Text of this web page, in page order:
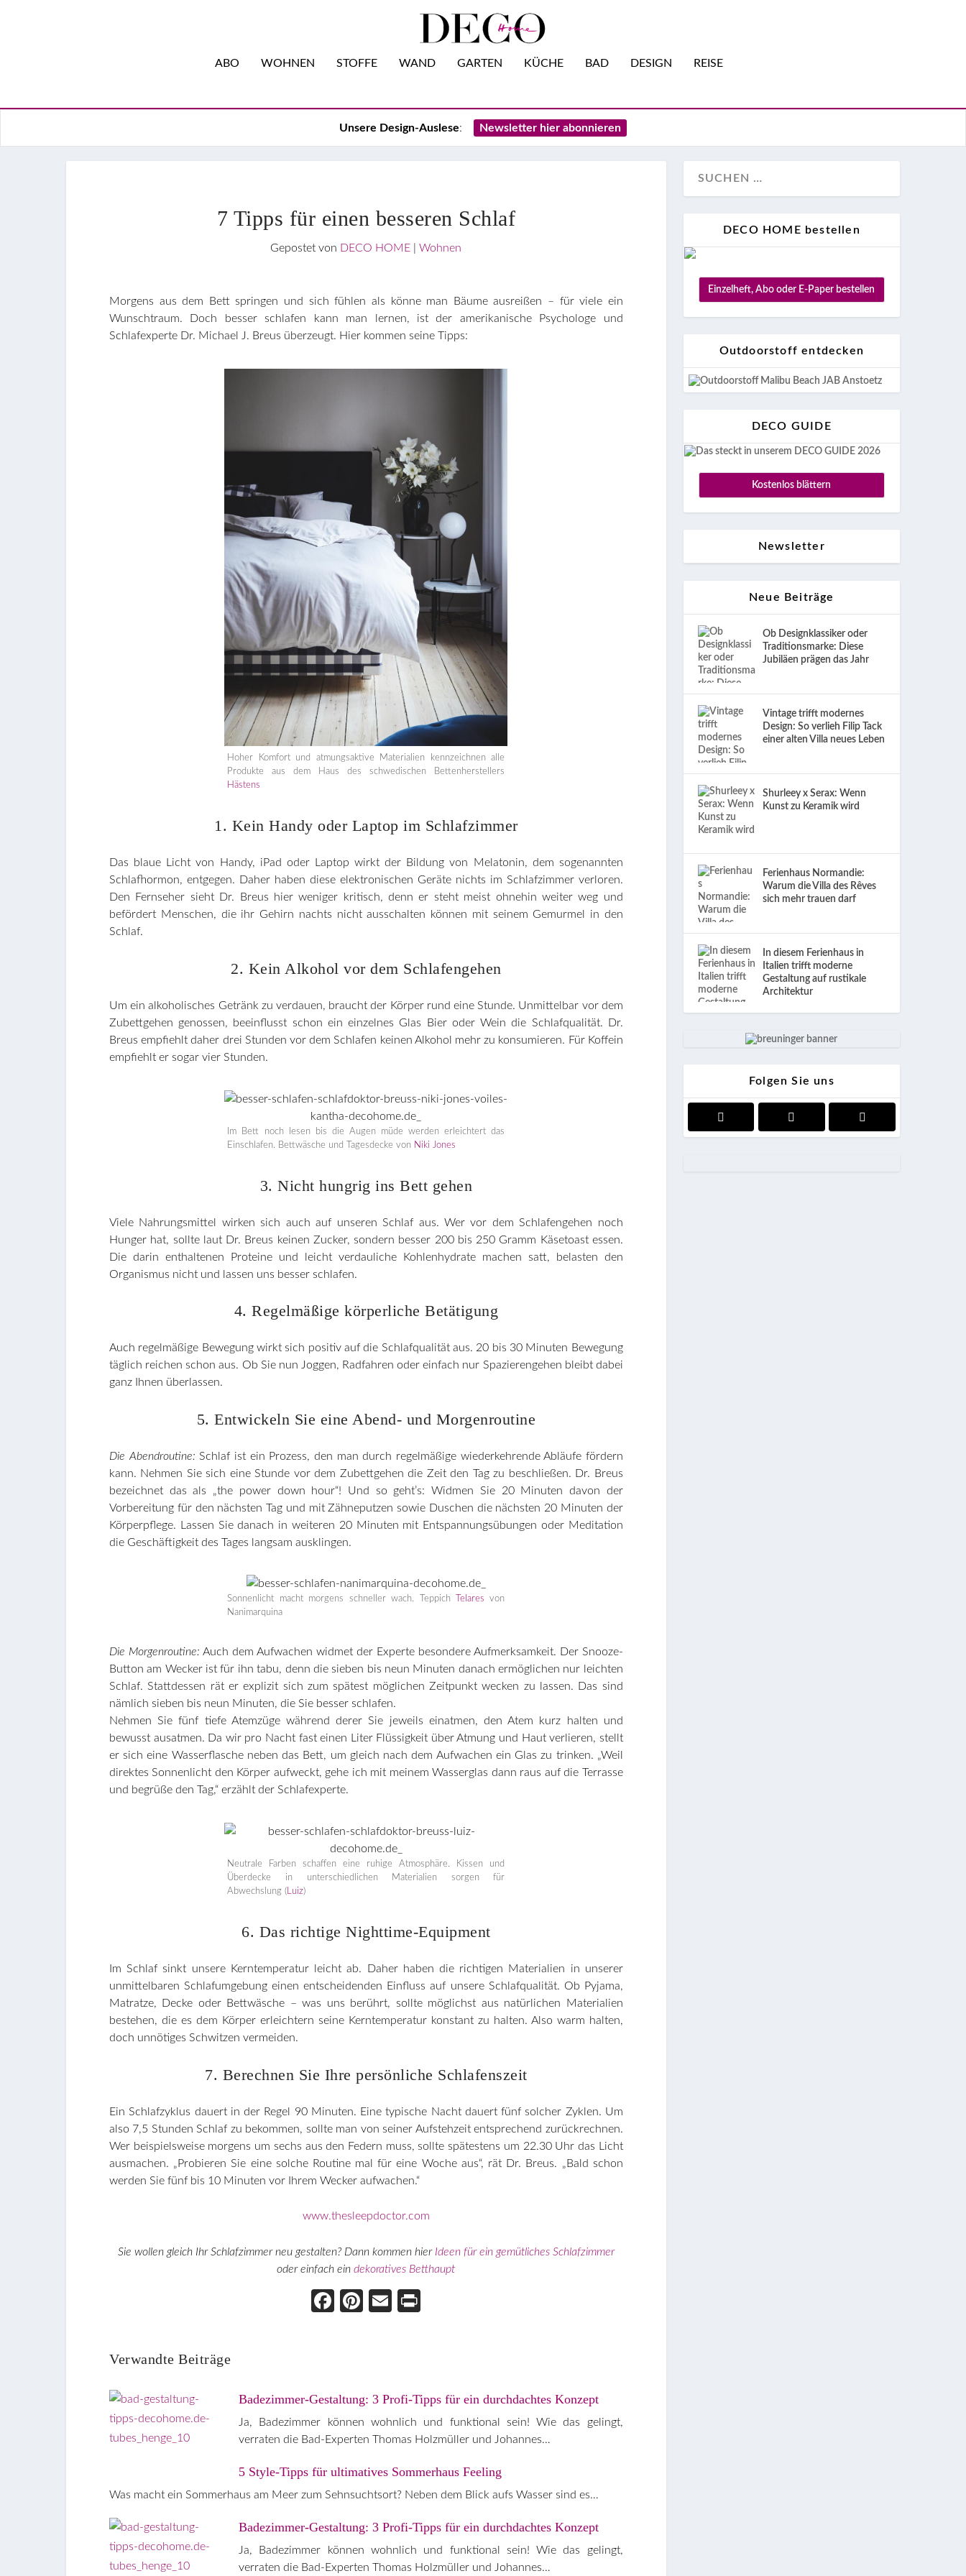
ABO WOHNEN STOFFE WAND GARTEN KÜCHE BAD DESIGN REISE
Unsere Design-Auslese: Newsletter hier abonnieren
7 Tipps für einen besseren Schlaf
Gepostet von DECO HOME |Wohnen
Morgens aus dem Bett springen und sich fühlen als könne man Bäume ausreißen – für viele ein
Wunschtraum. Doch besser schlafen kann man lernen, ist der amerikanische Psychologe und
Schlafexperte Dr. Michael J. Breus überzeugt. Hier kommen seine Tipps:
Hoher Komfort und atmungsaktive Materialien kennzeichnen alle
Produkte aus dem Haus des schwedischen Bettenherstellers
Hästens
1. Kein Handy oder Laptop im Schlafzimmer
Das blaue Licht von Handy, iPad oder Laptop wirkt der Bildung von Melatonin, dem sogenannten
Schlafhormon, entgegen. Daher haben diese elektronischen Geräte nichts im Schlafzimmer verloren.
Den Fernseher sieht Dr. Breus hier weniger kritisch, denn er steht meist ohnehin weiter weg und
befördert Menschen, die ihr Gehirn nachts nicht ausschalten können mit seinem Gemurmel in den
Schlaf.
2. Kein Alkohol vor dem Schlafengehen
Um ein alkoholisches Getränk zu verdauen, braucht der Körper rund eine Stunde. Unmittelbar vor dem
Zubettgehen genossen, beeinflusst schon ein einzelnes Glas Bier oder Wein die Schlafqualität. Dr.
Breus empfiehlt daher drei Stunden vor dem Schlafen keinen Alkohol mehr zu konsumieren. Für Koffein
empfiehlt er sogar vier Stunden.
Im Bett noch lesen bis die Augen müde werden erleichtert das
Einschlafen. Bettwäsche und Tagesdecke von Niki Jones
3. Nicht hungrig ins Bett gehen
Viele Nahrungsmittel wirken sich auch auf unseren Schlaf aus. Wer vor dem Schlafengehen noch
Hunger hat, sollte laut Dr. Breus keinen Zucker, sondern besser 200 bis 250 Gramm Käsetoast essen.
Die darin enthaltenen Proteine und leicht verdauliche Kohlenhydrate machen satt, belasten den
Organismus nicht und lassen uns besser schlafen.
4. Regelmäßige körperliche Betätigung
Auch regelmäßige Bewegung wirkt sich positiv auf die Schlafqualität aus. 20 bis 30 Minuten Bewegung
täglich reichen schon aus. Ob Sie nun Joggen, Radfahren oder einfach nur Spazierengehen bleibt dabei
ganz Ihnen überlassen.
5. Entwickeln Sie eine Abend- und Morgenroutine
Die Abendroutine: Schlaf ist ein Prozess, den man durch regelmäßige wiederkehrende Abläufe fördern
kann. Nehmen Sie sich eine Stunde vor dem Zubettgehen die Zeit den Tag zu beschließen. Dr. Breus
bezeichnet das als „the power down hour“! Und so geht’s: Widmen Sie 20 Minuten davon der
Vorbereitung für den nächsten Tag und mit Zähneputzen sowie Duschen die nächsten 20 Minuten der
Körperpflege. Lassen Sie danach in weiteren 20 Minuten mit Entspannungsübungen oder Meditation
die Geschäftigkeit des Tages langsam ausklingen.
Sonnenlicht macht morgens schneller wach. Teppich Telares von
Nanimarquina
Die Morgenroutine: Auch dem Aufwachen widmet der Experte besondere Aufmerksamkeit. Der Snooze-
Button am Wecker ist für ihn tabu, denn die sieben bis neun Minuten danach ermöglichen nur leichten
Schlaf. Stattdessen rät er explizit sich zum spätest möglichen Zeitpunkt wecken zu lassen. Das sind
nämlich sieben bis neun Minuten, die Sie besser schlafen.
Nehmen Sie fünf tiefe Atemzüge während derer Sie jeweils einatmen, den Atem kurz halten und
bewusst ausatmen. Da wir pro Nacht fast einen Liter Flüssigkeit über Atmung und Haut verlieren, stellt
er sich eine Wasserflasche neben das Bett, um gleich nach dem Aufwachen ein Glas zu trinken. „Weil
direktes Sonnenlicht den Körper aufweckt, gehe ich mit meinem Wasserglas dann raus auf die Terrasse
und begrüße den Tag,“ erzählt der Schlafexperte.
Neutrale Farben schaffen eine ruhige Atmosphäre. Kissen und
Überdecke in unterschiedlichen Materialien sorgen für
Abwechslung (Luiz)
6. Das richtige Nighttime-Equipment
Im Schlaf sinkt unsere Kerntemperatur leicht ab. Daher haben die richtigen Materialien in unserer
unmittelbaren Schlafumgebung einen entscheidenden Einfluss auf unsere Schlafqualität. Ob Pyjama,
Matratze, Decke oder Bettwäsche – was uns berührt, sollte möglichst aus natürlichen Materialien
bestehen, die es dem Körper erleichtern seine Kerntemperatur konstant zu halten. Also warm halten,
doch unnötiges Schwitzen vermeiden.
7. Berechnen Sie Ihre persönliche Schlafenszeit
Ein Schlafzyklus dauert in der Regel 90 Minuten. Eine typische Nacht dauert fünf solcher Zyklen. Um
also 7,5 Stunden Schlaf zu bekommen, sollte man von seiner Aufstehzeit entsprechend zurückrechnen.
Wer beispielsweise morgens um sechs aus den Federn muss, sollte spätestens um 22.30 Uhr das Licht
ausmachen. „Probieren Sie eine solche Routine mal für eine Woche aus“, rät Dr. Breus. „Bald schon
werden Sie fünf bis 10 Minuten vor Ihrem Wecker aufwachen.“
www.thesleepdoctor.com
Sie wollen gleich Ihr Schlafzimmer neu gestalten? Dann kommen hier Ideen für ein gemütliches Schlafzimmer
oder einfach eindekoratives Betthaupt
Face
Pint
Ema
Verwandte Beiträge
Badezimmer-Gestaltung: 3 Profi-Tipps für ein durchdachtes Konzept
Ja, Badezimmer können wohnlich und funktional sein! Wie das gelingt,
verraten die Bad-Experten Thomas Holzmüller und Johannes…
5 Style-Tipps für ultimatives Sommerhaus Feeling
Was macht ein Sommerhaus am Meer zum Sehnsuchtsort? Neben dem Blick aufs Wasser sind es…
Badezimmer-Gestaltung: 3 Profi-Tipps für ein durchdachtes Konzept
Ja, Badezimmer können wohnlich und funktional sein! Wie das gelingt,
verraten die Bad-Experten Thomas Holzmüller und Johannes…
DECO HOME bestellen
Einzelheft, Abo oder E-Paper bestellen
Outdoorstoff entdecken
DECO GUIDE
Kostenlos blättern
Newsletter
Neue Beiträge
Ob Designklassiker oder
Traditionsmarke: Diese
Jubiläen prägen das Jahr
Vintage trifft modernes
Design: So verlieh Filip Tack
einer alten Villa neues Leben
Shurleey x Serax: Wenn
Kunst zu Keramik wird
Ferienhaus Normandie:
Warum die Villa des Rêves
sich mehr trauen darf
In diesem Ferienhaus in
Italien trifft moderne
Gestaltung auf rustikale
Architektur
Folgen Sie uns